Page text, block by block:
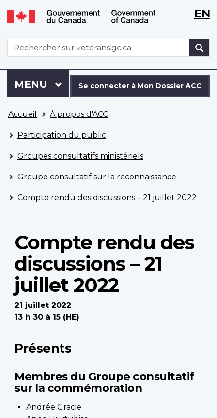
Aller
au
principal
Passer
à
version
HTML
simplifiée
WxT
WxTEN
WxT
Search
form
connecter
à
Dossier
ACC
Se connecter à Mon Dossier ACC
Menu
MENU PRINCIPAL
êtes
ici
Accueil À propos d'ACC
Participation du public
Groupes consultatifs ministériels
Groupe consultatif sur la reconnaissance
Compte rendu des discussions – 21 juillet 2022
Compte rendu des
discussions – 21
juillet 2022
21 juillet 2022
13 h 30 à 15 (HE)
Présents
Membres du Groupe consultatif
sur la commémoration
Andrée Gracie